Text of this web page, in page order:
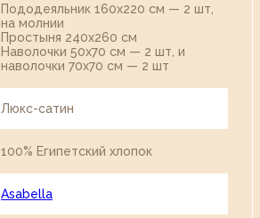
Пододеяльник 160х220 см — 2 шт,
на молнии
Простыня 240х260 см
Наволочки 50х70 см — 2 шт, и
наволочки 70х70 см — 2 шт
Люкс-сатин
100% Египетский хлопок
Asabella